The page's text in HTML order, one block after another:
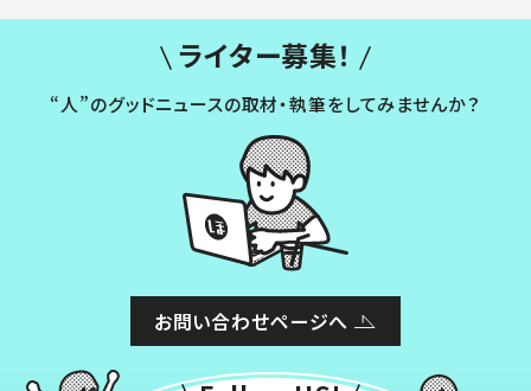
ライター募集！
“人”のグッドニュースの取材・執筆をしてみませんか？
お問い合わせページへ